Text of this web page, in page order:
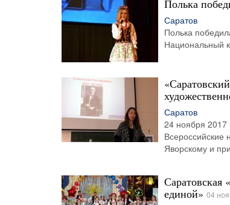
Полька
Саратов
Полька
Национальный
Саратов
24 ноября 2017
Всероссийские
Яворскому и
Саратовская
единой» 04